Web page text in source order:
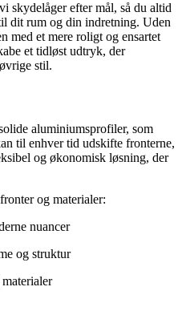
skydelåger efter mål, så du altid
dit rum og din indretning. Uden
med et mere roligt og ensartet
et tidløst udtryk, der
stil.
aluminiumsprofiler, som
til enhver tid udskifte fronterne,
og økonomisk løsning, der
og materialer:
nuancer
og struktur